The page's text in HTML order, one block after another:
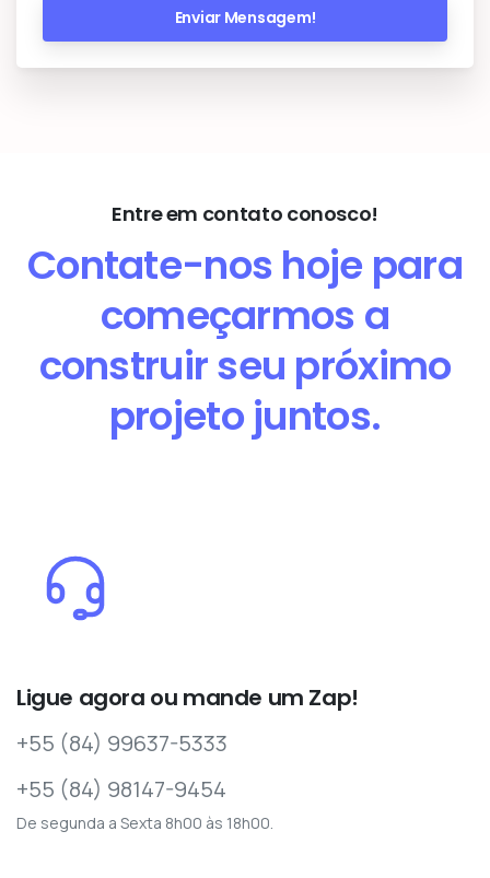
Entre em contato conosco!
Contate-nos hoje para
começarmos a
construir seu próximo
projeto juntos.
Ligue agora ou mande um Zap!
+55 (84) 99637-5333
+55 (84) 98147-9454
De segunda a Sexta 8h00 às 18h00.